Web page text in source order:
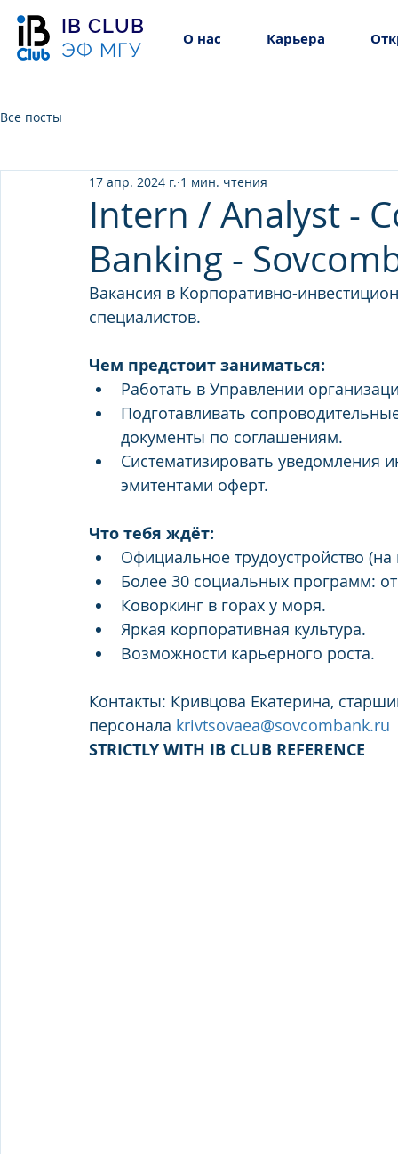
IB CLUB
ЭФ МГУ
О нас Карьера
Все посты
Intern / Analyst -
Banking -
17 апр. 2024 г. 1 мин. чтения
Вакансия в Корпоративно-
специалистов.
Чем предстоит заниматься:
Работать в Управлении
Подготавливать
документы по соглашениям.
Систематизировать уведомления
эмитентами оферт.
Что тебя ждёт:
Официальное трудоустройство
Более 30 социальных программ:
Коворкинг в горах у моря.
Яркая корпоративная культура.
Возможности карьерного роста.
Контакты: Кривцова Екатерина,
персонала krivtsovaea@sovcombank.ru
STRICTLY WITH IB CLUB REFERENCE